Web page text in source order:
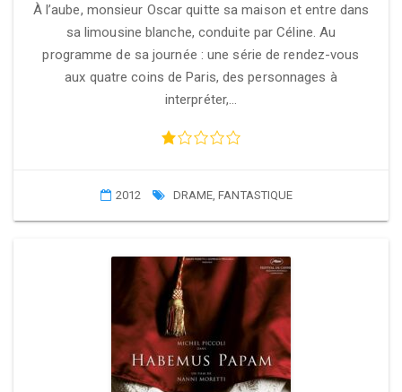
À l’aube, monsieur Oscar quitte sa maison et entre dans
sa limousine blanche, conduite par Céline. Au
programme de sa journée : une série de rendez-vous
aux quatre coins de Paris, des personnages à
interpréter,…
2012 DRAME,FANTASTIQUE